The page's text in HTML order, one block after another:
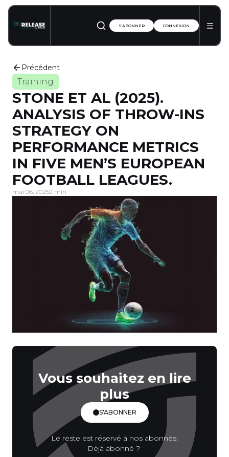
S'ABONNER CONNEXION
Précédent
Training
STONE ET AL (2025).
ANALYSIS OF THROW-INS
STRATEGY ON
PERFORMANCE METRICS
IN FIVE MEN’S EUROPEAN
FOOTBALL LEAGUES.
mai 06, 20252 min
Vous souhaitez en lire
plus
S'ABONNER
Le reste est réservé à nos abonnés.
Déjà abonné ?